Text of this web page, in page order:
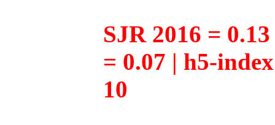
SJR 2016 =
= 0.07 | h5-
10